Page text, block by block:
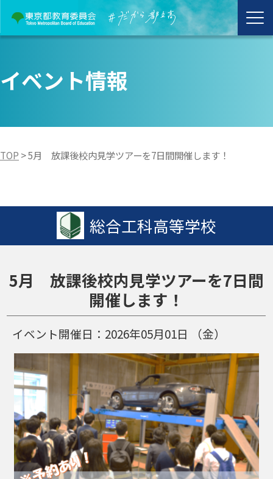
イベント情報
TOP >5月 放課後校内見学ツアーを7日間開催します！
総合工科高等学校
5月 放課後校内見学ツアーを7日間
開催します！
イベント開催日： 2026年05月01日 （金）